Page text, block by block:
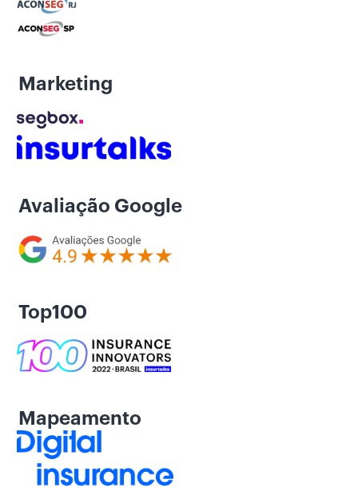
Marketing
Avaliação Google
Top100
Mapeamento